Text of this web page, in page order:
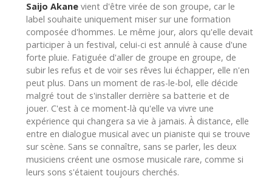
Saijo Akane vient d'être virée de son groupe, car le
label souhaite uniquement miser sur une formation
composée d'hommes. Le même jour, alors qu'elle devait
participer à un festival, celui-ci est annulé à cause d'une
forte pluie. Fatiguée d'aller de groupe en groupe, de
subir les refus et de voir ses rêves lui échapper, elle n'en
peut plus. Dans un moment de ras-le-bol, elle décide
malgré tout de s'installer derrière sa batterie et de
jouer. C'est à ce moment-là qu'elle va vivre une
expérience qui changera sa vie à jamais. À distance, elle
entre en dialogue musical avec un pianiste qui se trouve
sur scène. Sans se connaître, sans se parler, les deux
musiciens créent une osmose musicale rare, comme si
leurs sons s'étaient toujours cherchés.